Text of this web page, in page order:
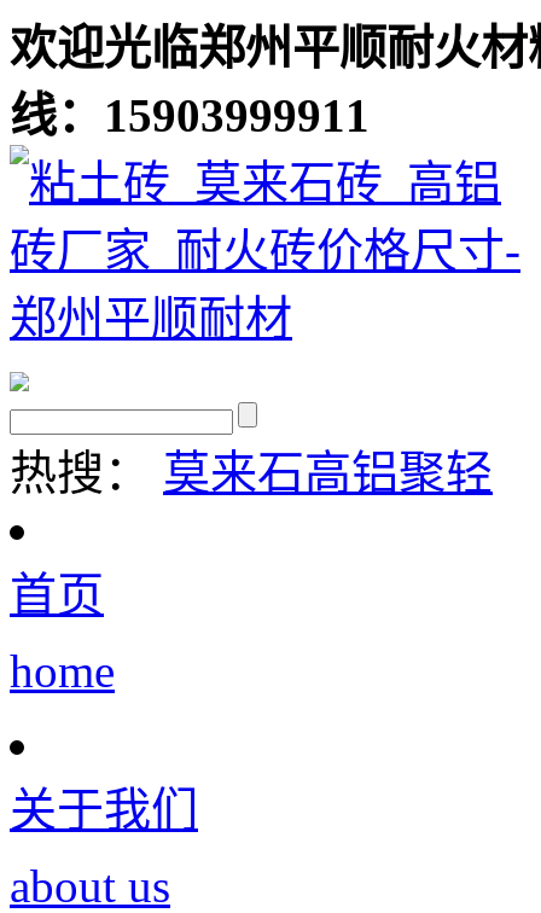
欢迎光临郑州平顺耐火
线：15903999911
热搜： 莫来石高铝聚轻
首页
home
关于我们
about us